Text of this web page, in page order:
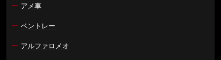
ー アメ車
ー ベントレー
ー アルファロメオ